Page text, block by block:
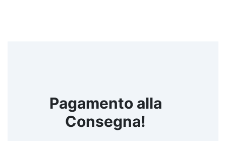
Pagamento alla
Consegna!